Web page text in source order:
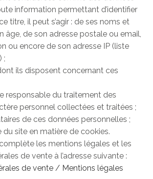
information permettant d’identifier
titre, il peut s’agir : de ses noms et
âge, de son adresse postale ou email,
ou encore de son adresse IP (liste
;
ils disposent concernant ces
responsable du traitement des
personnel collectées et traitées ;
de ces données personnelles ;
du site en matière de cookies.
les mentions légales et les
de vente à l’adresse suivante :
de vente / Mentions légales